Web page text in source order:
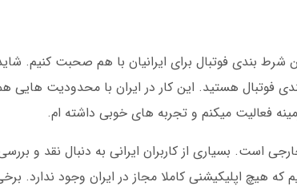
شرط بندی فوتبال برای ایرانیان با هم صحبت کنیم.
فوتبال هستید. این کار در ایران با محدودیت هایی
فعالیت میکنم و تجربه های خوبی داشته ام.
است. بسیاری از کاربران ایرانی به دنبال نقد و
که هیچ اپلیکیشنی کاملا مجاز در ایران وجود ندارد.